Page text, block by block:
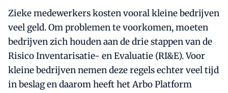
Zieke medewerkers kosten vooral kleine bedrijven
veel geld. Om problemen te voorkomen, moeten
bedrijven zich houden aan de drie stappen van de
Risico Inventarisatie- en Evaluatie (RI&E). Voor
kleine bedrijven nemen deze regels echter veel tijd
in beslag en daarom heeft het Arbo Platform